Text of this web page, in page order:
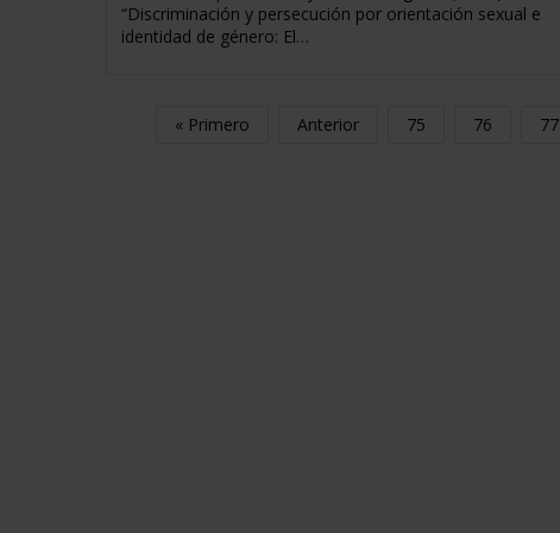
“Discriminación y persecución por orientación sexual e
identidad de género: El…
« Primero Anterior 75 76 77